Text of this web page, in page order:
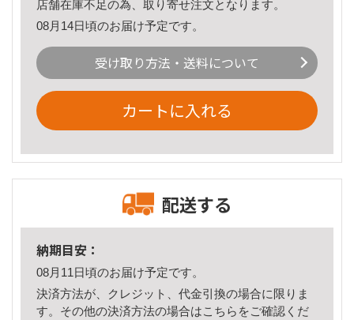
店舗在庫不足の為、取り寄せ注文となります。
08月14日頃のお届け予定です。
受け取り方法・送料について
カートに入れる
配送する
納期目安：
08月11日頃のお届け予定です。
決済方法が、クレジット、代金引換の場合に限りま
す。その他の決済方法の場合はこちら をご確認くだ